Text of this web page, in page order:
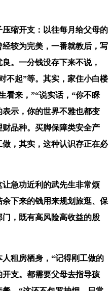
缩开支：以往每月给父母的
较为完美，一番就教后，写
。一分钱没存下来不说，
不起”等。其实，家住小白楼
看来，”“说实话，“你不睬
示，你的世界不雅也都变
品种。买脚保障类安全产
，其实，这种认识存正在必
急功近利的武先生非常烦
下来的钱用来规划旅逛、保
，既有高风险高收益的股
租房栖身，“记得刚工做的
支。都需要父母去指导孩